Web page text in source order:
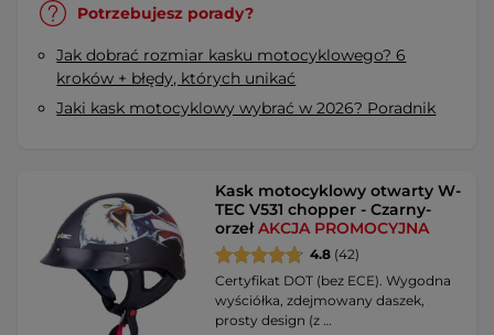
Potrzebujesz porady?
Jak dobrać rozmiar kasku motocyklowego? 6
kroków + błędy, których unikać
Jaki kask motocyklowy wybrać w 2026? Poradnik
Kask motocyklowy otwarty W-
TEC V531 chopper - Czarny-
orzełAKCJA PROMOCYJNA
4.8 (42)
Certyfikat DOT (bez ECE). Wygodna
wyściółka, zdejmowany daszek,
prosty design (z …